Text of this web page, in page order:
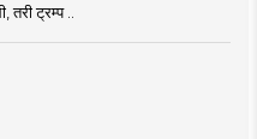
तरी ट्रम्प ..